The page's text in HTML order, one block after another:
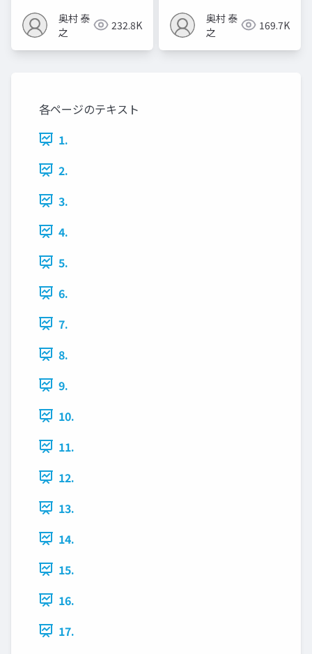
奥村 泰
之
232.8K
奥村 泰
之
169.7K
各ページのテキスト
1.
2.
3.
4.
5.
6.
7.
8.
9.
10.
11.
12.
13.
14.
15.
16.
17.